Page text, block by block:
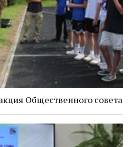
Общественного совета